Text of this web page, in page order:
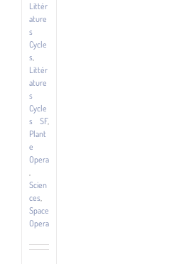
Littér
ature
s
Cycle
s,
Littér
ature
s
Cycle
s SF,
Plant
e
Opera
,
Scien
ces,
Space
Opera